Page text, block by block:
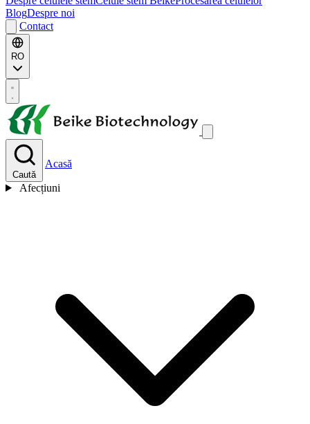
BlogDespre noi
Contact
RO
Caută
Acasă
Afecțiuni